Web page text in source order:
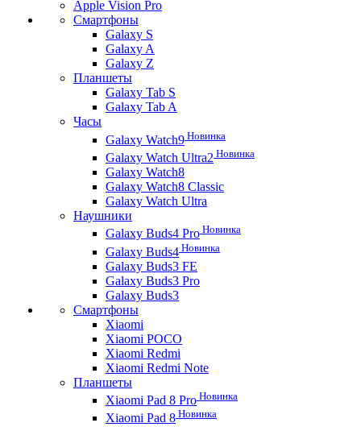
Apple Vision Pro
Смартфоны
Galaxy S
Galaxy A
Galaxy Z
Планшеты
Galaxy Tab S
Galaxy Tab A
Часы
Galaxy Watch9 Новинка
Galaxy Watch Ultra2 Новинка
Galaxy Watch8
Galaxy Watch8 Classic
Galaxy Watch Ultra
Наушники
Galaxy Buds4 Pro Новинка
Galaxy Buds4 Новинка
Galaxy Buds3 FE
Galaxy Buds3 Pro
Galaxy Buds3
Смартфоны
Xiaomi
Xiaomi POCO
Xiaomi Redmi
Xiaomi Redmi Note
Планшеты
Xiaomi Pad 8 Pro Новинка
Xiaomi Pad 8 Новинка